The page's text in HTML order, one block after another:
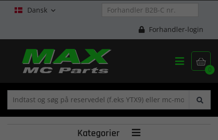
Dansk 
Forhandler-login

0

Kategorier 